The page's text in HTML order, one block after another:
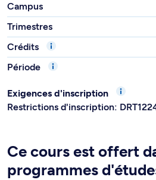
Campus
Trimestres
Crédits
Période
Exigences d'inscription
Restrictions d'inscription:
Ce cours est offert
programmes